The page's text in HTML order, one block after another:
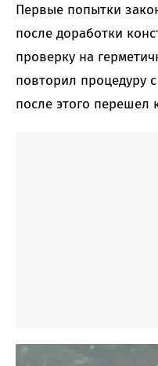
Первые попытки
после доработки
проверку на
повторил процедуру с
после этого перешел